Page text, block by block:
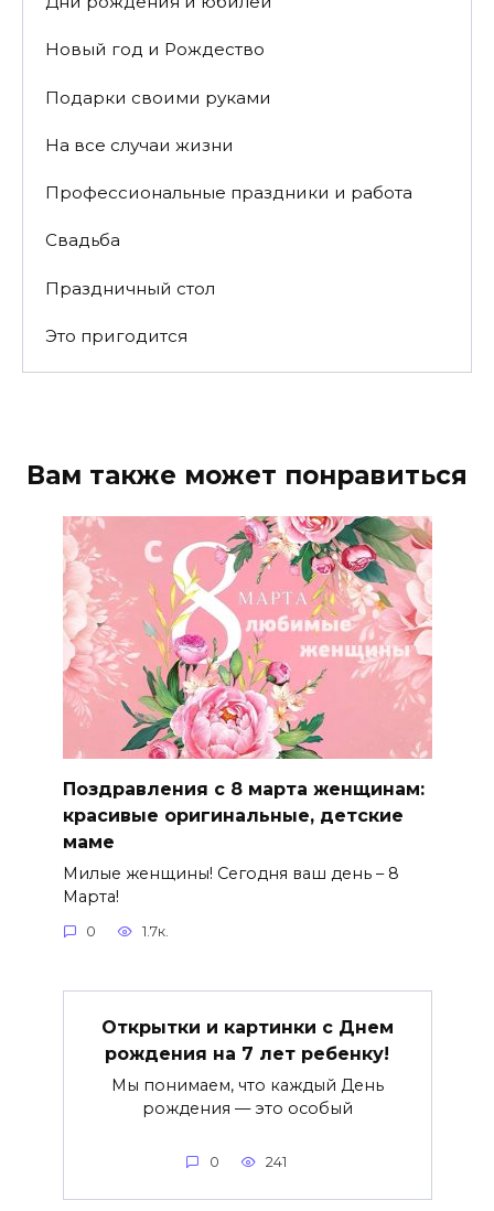
Новый год и Рождество
Подарки своими руками
На все случаи жизни
Профессиональные праздники и работа
Свадьба
Праздничный стол
Это пригодится
Вам также может понравиться
Поздравления с 8 марта женщинам:
красивые оригинальные, детские
маме
Милые женщины! Сегодня ваш день – 8
Марта!
0 1.7к.
Открытки и картинки с Днем
рождения на 7 лет ребенку!
Мы понимаем, что каждый День
рождения — это особый
0 241